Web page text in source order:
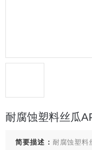
耐腐蚀塑料丝瓜
简要描述： 耐腐蚀塑料